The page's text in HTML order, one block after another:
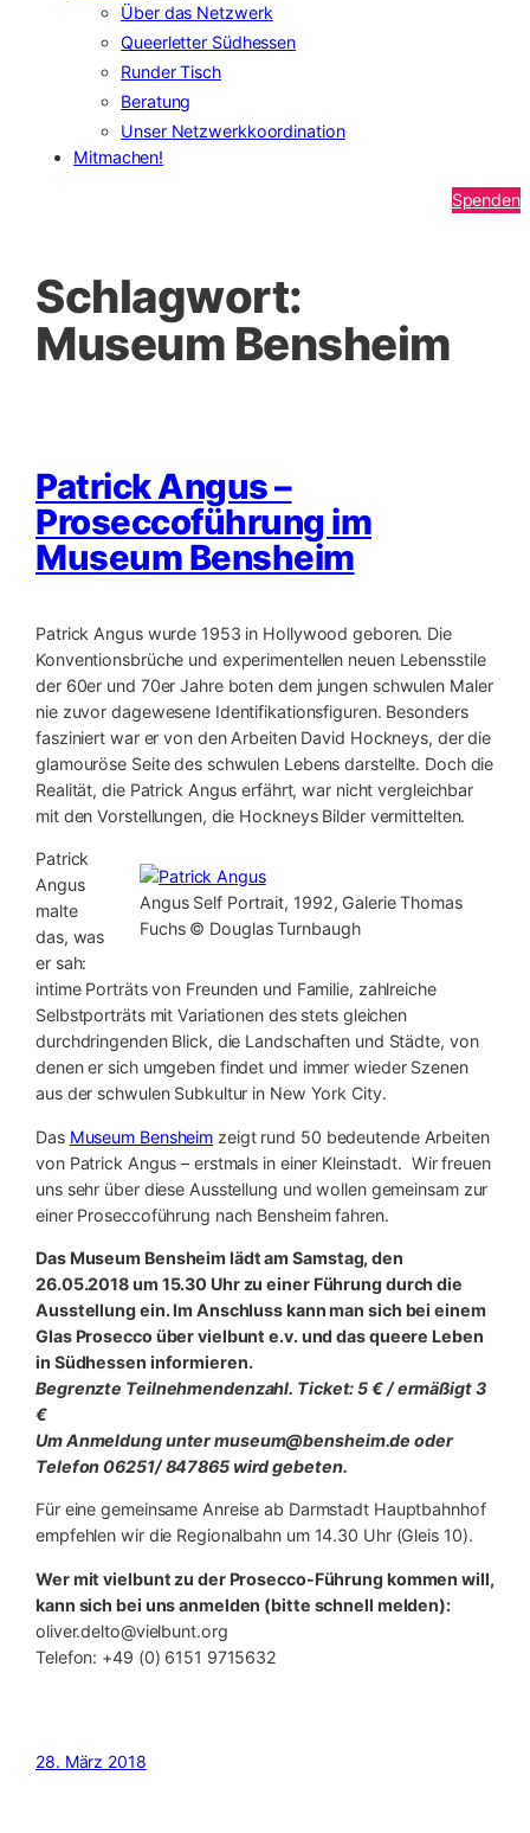
Über das Netzwerk
Queerletter Südhessen
Runder Tisch
Beratung
Unser Netzwerkkoordination
Mitmachen!
Spenden
Schlagwort:
Museum Bensheim
Patrick Angus –
Proseccoführung im
Museum Bensheim
Patrick Angus wurde 1953 in Hollywood geboren. Die
Konventionsbrüche und experimentellen neuen Lebensstile
der 60er und 70er Jahre boten dem jungen schwulen Maler
nie zuvor dagewesene Identifikationsfiguren. Besonders
fasziniert war er von den Arbeiten David Hockneys, der die
glamouröse Seite des schwulen Lebens darstellte. Doch die
Realität, die Patrick Angus erfährt, war nicht vergleichbar
mit den Vorstellungen, die Hockneys Bilder vermittelten.
Angus Self Portrait, 1992, Galerie Thomas
Fuchs © Douglas Turnbaugh
Patrick
Angus
malte
das, was
er sah:
intime Porträts von Freunden und Familie, zahlreiche
Selbstporträts mit Variationen des stets gleichen
durchdringenden Blick, die Landschaften und Städte, von
denen er sich umgeben findet und immer wieder Szenen
aus der schwulen Subkultur in New York City.
Das Museum Bensheim zeigt rund 50 bedeutende Arbeiten
von Patrick Angus – erstmals in einer Kleinstadt. Wir freuen
uns sehr über diese Ausstellung und wollen gemeinsam zur
einer Proseccoführung nach Bensheim fahren.
Das Museum Bensheim lädt am Samstag, den
26.05.2018 um 15.30 Uhr zu einer Führung durch die
Ausstellung ein. Im Anschluss kann man sich bei einem
Glas Prosecco über vielbunt e.v. und das queere Leben
in Südhessen informieren.
Begrenzte Teilnehmendenzahl. Ticket: 5 € / ermäßigt 3
€
Um Anmeldung unter museum@bensheim.de oder
Telefon 06251/ 847865 wird gebeten.
Für eine gemeinsame Anreise ab Darmstadt Hauptbahnhof
empfehlen wir die Regionalbahn um 14.30 Uhr (Gleis 10).
Wer mit vielbunt zu der Prosecco-Führung kommen will,
kann sich bei uns anmelden (bitte schnell melden):
oliver.delto@vielbunt.org
Telefon: +49 (0) 6151 9715632
28. März 2018